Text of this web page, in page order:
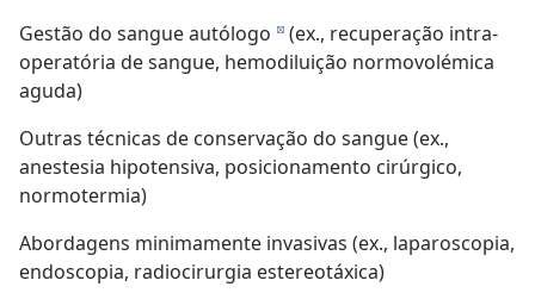
Gestão do sangue autólogo d(ex., recuperação intra-
operatória de sangue, hemodiluição normovolémica
aguda)
Outras técnicas de conservação do sangue (ex.,
anestesia hipotensiva, posicionamento cirúrgico,
normotermia)
Abordagens minimamente invasivas (ex., laparoscopia,
endoscopia, radiocirurgia estereotáxica)